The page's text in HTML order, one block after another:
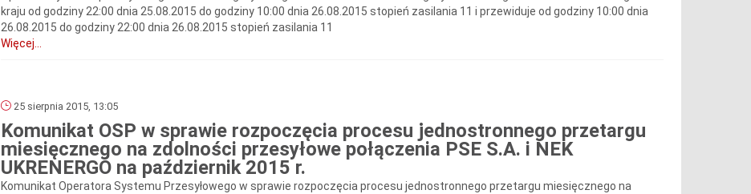
kraju od godziny 22:00 dnia 25.08.2015 do godziny 10:00 dnia 26.08.2015 stopień zasilania 11 i przewiduje od godziny 10:00 dnia
26.08.2015 do godziny 22:00 dnia 26.08.2015 stopień zasilania 11
Więcej...
25 sierpnia 2015, 13:05
Komunikat OSP w sprawie rozpoczęcia procesu jednostronnego przetargu
miesięcznego na zdolności przesyłowe połączenia PSE S.A. i NEK
UKRENERGO na październik 2015 r.
Komunikat Operatora Systemu Przesyłowego w sprawie rozpoczęcia procesu jednostronnego przetargu miesięcznego na